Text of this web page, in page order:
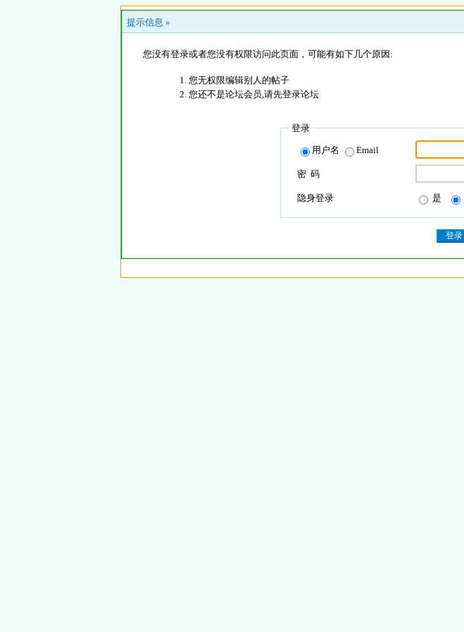
提示信息 »
您没有登录或者您没有权限访问此页面，可能有如下几个原因:
您无权限编辑别人的帖子
您还不是论坛会员,请先登录论坛
登录
用户名 Email
密 码
隐身登录 是